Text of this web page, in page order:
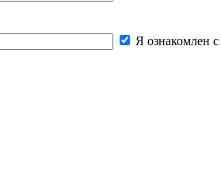
Я ознакомлен с